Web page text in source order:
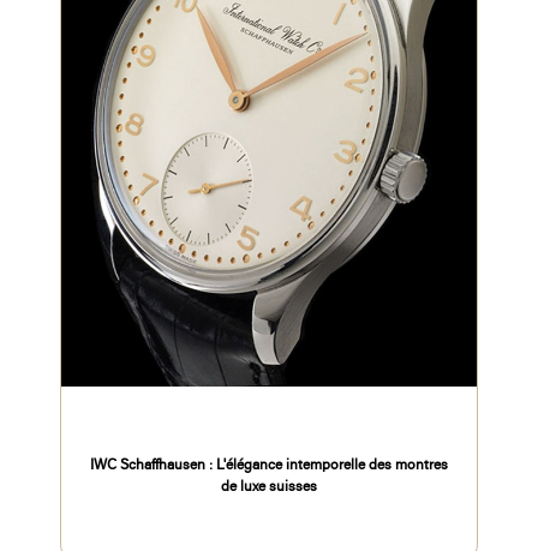
IWC Schaffhausen : L'élégance intemporelle des montres
de luxe suisses